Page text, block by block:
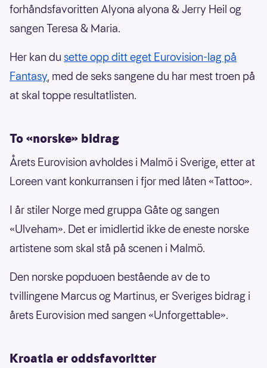
forhåndsfavoritten Alyona alyona & Jerry Heil og
sangen Teresa & Maria.
Her kan du sette opp ditt eget Eurovision-lag på
Fantasy, med de seks sangene du har mest troen på
at skal toppe resultatlisten.
To «norske» bidrag
Årets Eurovision avholdes i Malmö i Sverige, etter at
Loreen vant konkurransen i fjor med låten «Tattoo».
I år stiler Norge med gruppa Gåte og sangen
«Ulveham». Det er imidlertid ikke de eneste norske
artistene som skal stå på scenen i Malmö.
Den norske popduoen bestående av de to
tvillingene Marcus og Martinus, er Sveriges bidrag i
årets Eurovision med sangen «Unforgettable».
Kroatia er oddsfavoritter